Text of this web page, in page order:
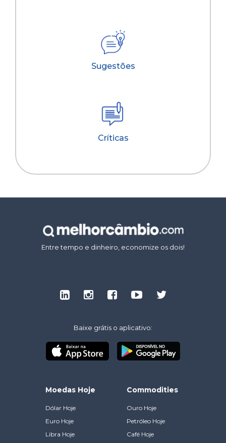
Sugestões
Críticas
Entre tempo e dinheiro, economize os dois!
Baixe grátis o aplicativo:
Moedas Hoje
Dólar Hoje
Euro Hoje
Libra Hoje
Commodities
Ouro Hoje
Petróleo Hoje
Café Hoje